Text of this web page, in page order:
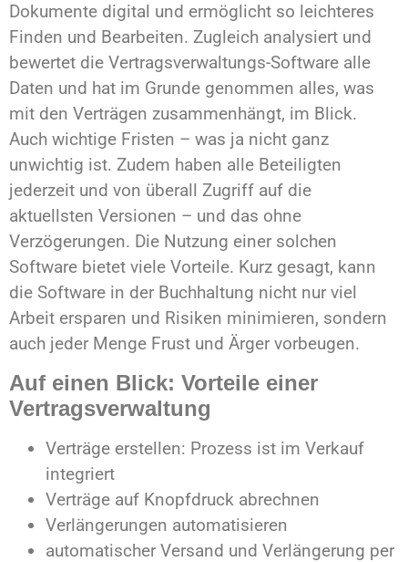
Dokumente digital und ermöglicht so leichteres
Finden und Bearbeiten. Zugleich analysiert und
bewertet die Vertragsverwaltungs-Software alle
Daten und hat im Grunde genommen alles, was
mit den Verträgen zusammenhängt, im Blick.
Auch wichtige Fristen – was ja nicht ganz
unwichtig ist. Zudem haben alle Beteiligten
jederzeit und von überall Zugriff auf die
aktuellsten Versionen – und das ohne
Verzögerungen. Die Nutzung einer solchen
Software bietet viele Vorteile. Kurz gesagt, kann
die Software in der Buchhaltung nicht nur viel
Arbeit ersparen und Risiken minimieren, sondern
auch jeder Menge Frust und Ärger vorbeugen.
Auf einen Blick: Vorteile einer
Vertragsverwaltung
Verträge erstellen: Prozess ist im Verkauf
integriert
Verträge auf Knopfdruck abrechnen
Verlängerungen automatisieren
automatischer Versand und Verlängerung per